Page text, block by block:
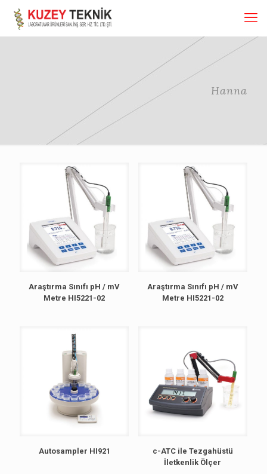
Hanna
Araştırma Sınıfı pH / mV
Metre HI5221-02
Araştırma Sınıfı pH / mV
Metre HI5221-02
Autosampler HI921
c-ATC ile Tezgahüstü
İletkenlik Ölçer